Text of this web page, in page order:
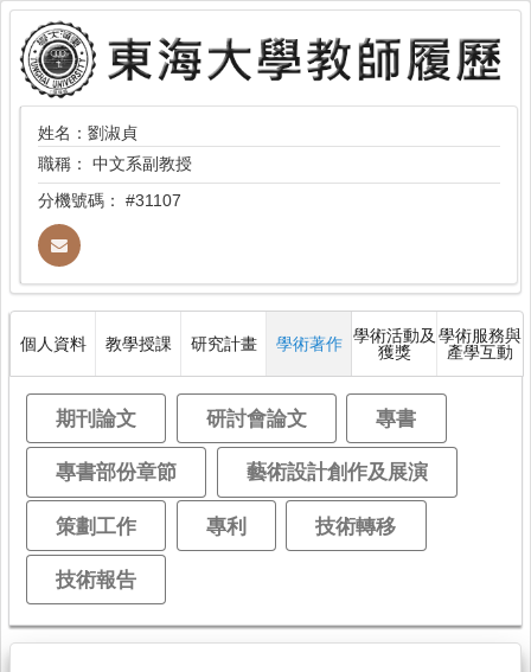
姓名：劉淑貞
職稱： 中文系副教授
分機號碼： #31107
個人資料 教學授課 研究計畫 學術著作 學術活動及
獲獎
學術服務與
產學互動
期刊論文 研討會論文 專書
專書部份章節 藝術設計創作及展演
策劃工作 專利 技術轉移
技術報告